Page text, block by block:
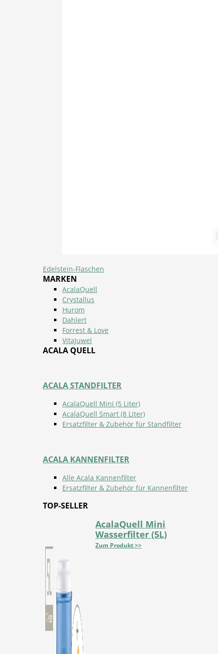
Edelstein-Flaschen
MARKEN
AcalaQuell
Crystallus
Hurom
Dahlert
Forrest & Love
VitaJuwel
ACALA QUELL
ACALA STANDFILTER
AcalaQuell Mini (5 Liter)
AcalaQuell Smart (8 Liter)
Ersatzfilter & Zubehör für Standfilter
ACALA KANNENFILTER
Alle Acala Kannenfilter
Ersatzfilter & Zubehör für Kannenfilter
TOP-SELLER
AcalaQuell Mini
Wasserfilter (5L)
Zum Produkt >>